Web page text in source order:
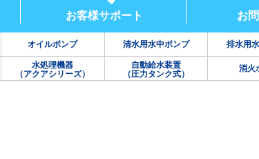
お客様サポート お
オイルポンプ 清水用水中ポンプ 排水用
水処理機器
（アクアシリーズ）
自動給水装置
（圧力タンク式）
消火